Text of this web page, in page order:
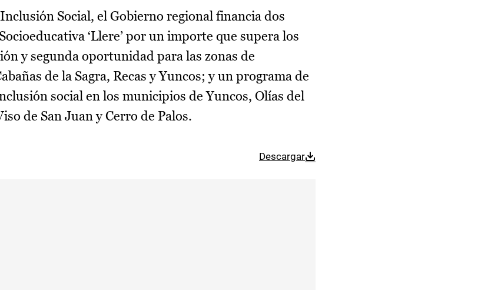
Social, el Gobierno regional financia dos
‘Llere’ por un importe que supera los
y segunda oportunidad para las zonas de
de la Sagra, Recas y Yuncos; y un programa de
social en los municipios de Yuncos, Olías del
de San Juan y Cerro de Palos.
Descargar